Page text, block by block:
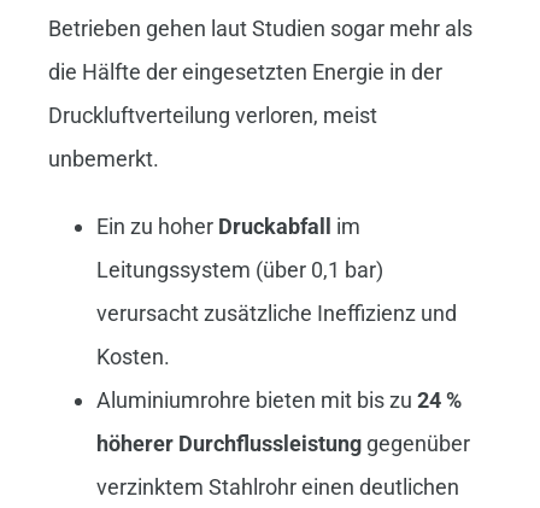
Betrieben gehen laut Studien sogar mehr als
die Hälfte der eingesetzten Energie in der
Druckluftverteilung verloren, meist
unbemerkt.
Ein zu hoher Druckabfall
im
Leitungssystem (über 0,1 bar)
verursacht zusätzliche Ineffizienz und
Kosten.
Aluminiumrohre bieten mit bis zu 24 %
höherer Durchflussleistunggegenüber
verzinktem Stahlrohr einen deutlichen